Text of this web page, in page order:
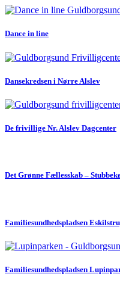
Dance in line
Dansekredsen i Nørre Alslev
De frivillige Nr. Alslev Dagcenter
Det Grønne Fællesskab –
Familiesundhedspladsen
Familiesundhedspladsen